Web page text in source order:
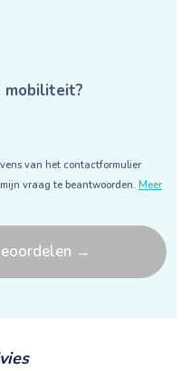
mobiliteit?
van het contactformulier
vraag te beantwoorden. Meer